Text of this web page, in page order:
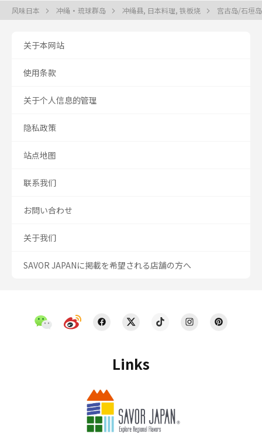
风味日本 冲绳・琉球群岛 冲绳县, 日本料理, 铁板烧 宫古岛/石垣
Links
关于本网站
使用条款
关于个人信息的管理
隐私政策
站点地图
联系我们
お問い合わせ
关于我们
SAVOR JAPANに掲載を希望される店舗の方へ